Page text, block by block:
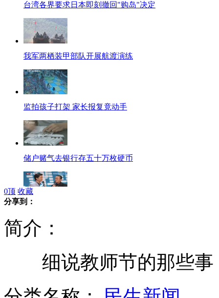
台湾各界要求日本即刻撤回"购岛"决定
我军两栖装甲部队开展航渡演练
监拍孩子打架 家长报复竟动手
储户赌气去银行存五十万枚硬币
陈绮贞遭遇麦克风电击
0顶 收藏
分享到：
简介：
细说教师节的那些事